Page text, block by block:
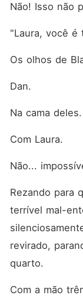
Não! Isso não
"Laura, você é
Os olhos de
Dan.
Na cama deles.
Com Laura.
Não...
Rezando para
terrível mal-
revirado,
quarto.
Com a mão